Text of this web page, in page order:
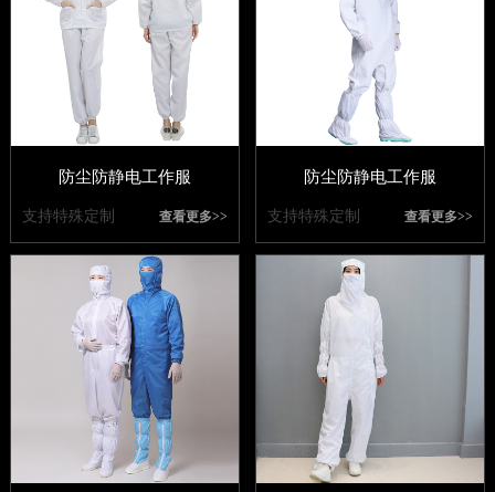
防尘防静电工作服
支持特殊定制 查看更多>>
防尘防静电工作服
支持特殊定制 查看更多>>